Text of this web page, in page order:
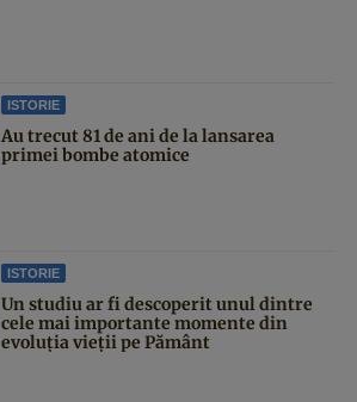
ISTORIE
Au trecut 81 de ani de la lansarea
primei bombe atomice
ISTORIE
Un studiu ar fi descoperit unul dintre
cele mai importante momente din
evoluția vieții pe Pământ